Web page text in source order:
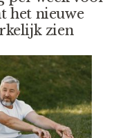
het nieuwe
zien